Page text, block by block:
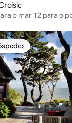
o mar T2 para o
dos